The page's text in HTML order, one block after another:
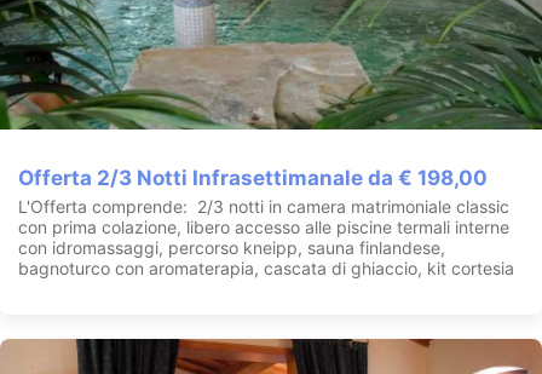
Offerta 2/3 Notti Infrasettimanale da € 198,00
L'Offerta comprende: 2/3 notti in camera matrimoniale classic
con prima colazione, libero accesso alle piscine termali interne
con idromassaggi, percorso kneipp, sauna finlandese,
bagnoturco con aromaterapia, cascata di ghiaccio, kit cortesia